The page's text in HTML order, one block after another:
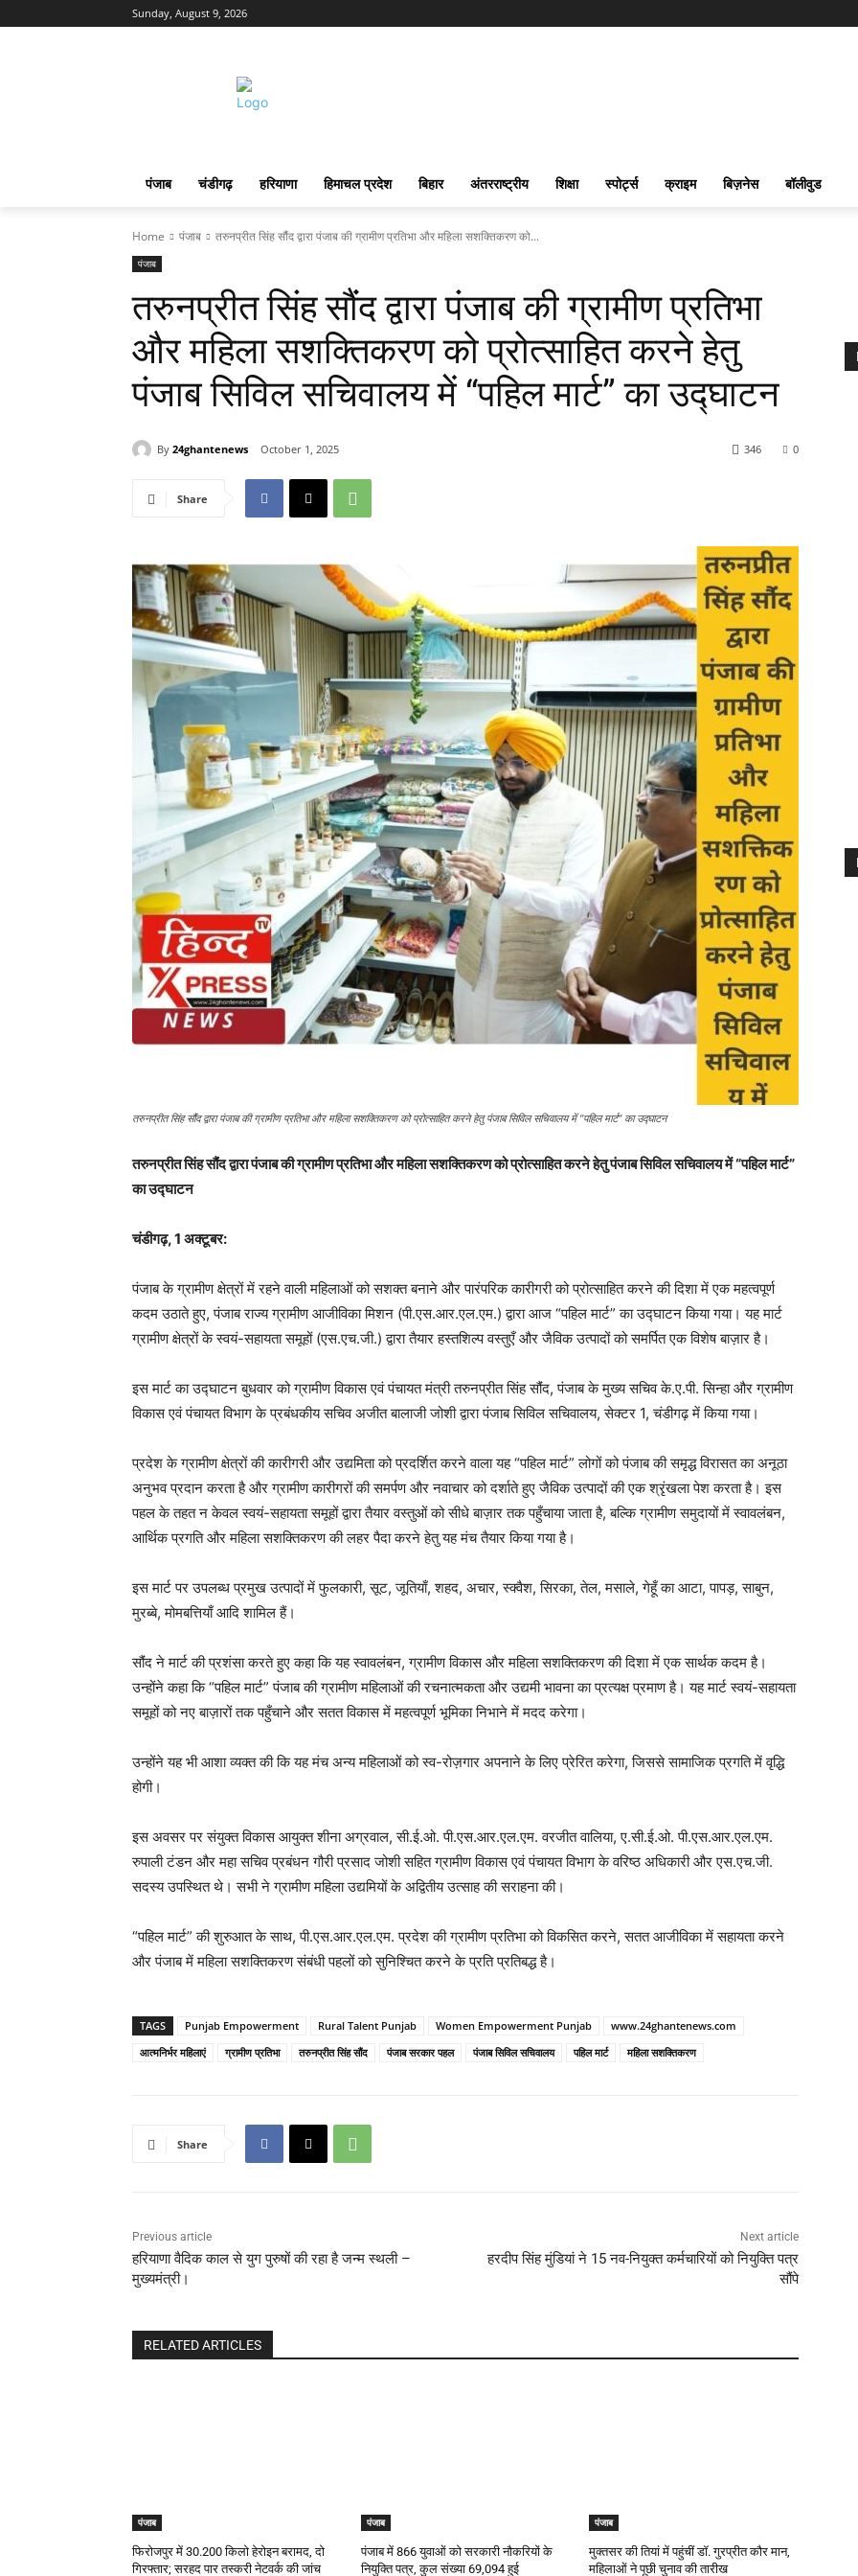
Sunday, August 9, 2026
पंजाब चंडीगढ़ हरियाणा हिमाचल प्रदेश बिहार अंतरराष्ट्रीय शिक्षा स्पोर्ट्स क्राइम बिज़नेस बॉलीवुड
Home पंजाब तरुनप्रीत सिंह सौंंद द्वारा पंजाब की ग्रामीण प्रतिभा और महिला सशक्तिकरण को...
पंजाब
तरुनप्रीत सिंह सौंंद द्वारा पंजाब की ग्रामीण प्रतिभा
और महिला सशक्तिकरण को प्रोत्साहित करने हेतु
पंजाब सिविल सचिवालय में “पहिल मार्ट” का उद्घाटन
By 24ghantenews October 1, 2025 0
346
Share
तरुनप्रीत सिंह सौंंद द्वारा पंजाब की ग्रामीण प्रतिभा और महिला सशक्तिकरण को प्रोत्साहित करने हेतु पंजाब सिविल सचिवालय में "पहिल मार्ट" का उद्घाटन
तरुनप्रीत सिंह सौंंद द्वारा पंजाब की ग्रामीण प्रतिभा और महिला सशक्तिकरण को प्रोत्साहित करने हेतु पंजाब सिविल सचिवालय में “पहिल मार्ट”
का उद्घाटन
चंडीगढ़, 1 अक्टूबर:
पंजाब के ग्रामीण क्षेत्रों में रहने वाली महिलाओं को सशक्त बनाने और पारंपरिक कारीगरी को प्रोत्साहित करने की दिशा में एक महत्वपूर्ण
कदम उठाते हुए, पंजाब राज्य ग्रामीण आजीविका मिशन (पी.एस.आर.एल.एम.) द्वारा आज “पहिल मार्ट” का उद्घाटन किया गया। यह मार्ट
ग्रामीण क्षेत्रों के स्वयं-सहायता समूहों (एस.एच.जी.) द्वारा तैयार हस्तशिल्प वस्तुएँ और जैविक उत्पादों को समर्पित एक विशेष बाज़ार है।
इस मार्ट का उद्घाटन बुधवार को ग्रामीण विकास एवं पंचायत मंत्री तरुनप्रीत सिंह सौंंद, पंजाब के मुख्य सचिव के.ए.पी. सिन्हा और ग्रामीण
विकास एवं पंचायत विभाग के प्रबंधकीय सचिव अजीत बालाजी जोशी द्वारा पंजाब सिविल सचिवालय, सेक्टर 1, चंडीगढ़ में किया गया।
प्रदेश के ग्रामीण क्षेत्रों की कारीगरी और उद्यमिता को प्रदर्शित करने वाला यह “पहिल मार्ट” लोगों को पंजाब की समृद्ध विरासत का अनूठा
अनुभव प्रदान करता है और ग्रामीण कारीगरों की समर्पण और नवाचार को दर्शाते हुए जैविक उत्पादों की एक श्रृंखला पेश करता है। इस
पहल के तहत न केवल स्वयं-सहायता समूहों द्वारा तैयार वस्तुओं को सीधे बाज़ार तक पहुँचाया जाता है, बल्कि ग्रामीण समुदायों में स्वावलंबन,
आर्थिक प्रगति और महिला सशक्तिकरण की लहर पैदा करने हेतु यह मंच तैयार किया गया है।
इस मार्ट पर उपलब्ध प्रमुख उत्पादों में फुलकारी, सूट, जूतियाँ, शहद, अचार, स्क्वैश, सिरका, तेल, मसाले, गेहूँ का आटा, पापड़, साबुन,
मुरब्बे, मोमबत्तियाँ आदि शामिल हैं।
सौंंद ने मार्ट की प्रशंसा करते हुए कहा कि यह स्वावलंबन, ग्रामीण विकास और महिला सशक्तिकरण की दिशा में एक सार्थक कदम है।
उन्होंने कहा कि “पहिल मार्ट” पंजाब की ग्रामीण महिलाओं की रचनात्मकता और उद्यमी भावना का प्रत्यक्ष प्रमाण है। यह मार्ट स्वयं-सहायता
समूहों को नए बाज़ारों तक पहुँचाने और सतत विकास में महत्वपूर्ण भूमिका निभाने में मदद करेगा।
उन्होंने यह भी आशा व्यक्त की कि यह मंच अन्य महिलाओं को स्व-रोज़गार अपनाने के लिए प्रेरित करेगा, जिससे सामाजिक प्रगति में वृद्धि
होगी।
इस अवसर पर संयुक्त विकास आयुक्त शीना अग्रवाल, सी.ई.ओ. पी.एस.आर.एल.एम. वरजीत वालिया, ए.सी.ई.ओ. पी.एस.आर.एल.एम.
रुपाली टंडन और महा सचिव प्रबंधन गौरी प्रसाद जोशी सहित ग्रामीण विकास एवं पंचायत विभाग के वरिष्ठ अधिकारी और एस.एच.जी.
सदस्य उपस्थित थे। सभी ने ग्रामीण महिला उद्यमियों के अद्वितीय उत्साह की सराहना की।
“पहिल मार्ट” की शुरुआत के साथ, पी.एस.आर.एल.एम. प्रदेश की ग्रामीण प्रतिभा को विकसित करने, सतत आजीविका में सहायता करने
और पंजाब में महिला सशक्तिकरण संबंधी पहलों को सुनिश्चित करने के प्रति प्रतिबद्ध है।
TAGS Punjab Empowerment Rural Talent Punjab Women Empowerment Punjab
www.24ghantenews.com
आत्मनिर्भर महिलाएं
ग्रामीण प्रतिभा तरुनप्रीत सिंह सौंद पंजाब सरकार पहल पंजाब सिविल सचिवालय पहिल मार्ट महिला सशक्तिकरण
Share
Previous article
हरियाणा वैदिक काल से युग पुरुषों की रहा है जन्म स्थली –
मुख्यमंत्री।
Next article
हरदीप सिंह मुंडियां ने 15 नव-नियुक्त कर्मचारियों को नियुक्ति पत्र
सौंपे
RELATED ARTICLES
पंजाब
फिरोजपुर में 30.200 किलो हेरोइन बरामद, दो
गिरफ्तार; सरहद पार तस्करी नेटवर्क की जांच
पंजाब
पंजाब में 866 युवाओं को सरकारी नौकरियों के
नियुक्ति पत्र, कुल संख्या 69,094 हुई
पंजाब
मुक्तसर की तियां में पहुंचीं डॉ. गुरप्रीत कौर मान,
महिलाओं ने पूछी चुनाव की तारीख